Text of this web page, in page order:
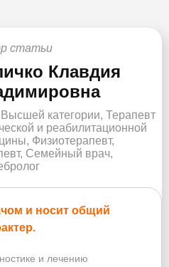
статьи
Клавдия
категории, Терапевт
и реабилитационной
Физиотерапевт,
Семейный врач,
и носит общий
и лечению